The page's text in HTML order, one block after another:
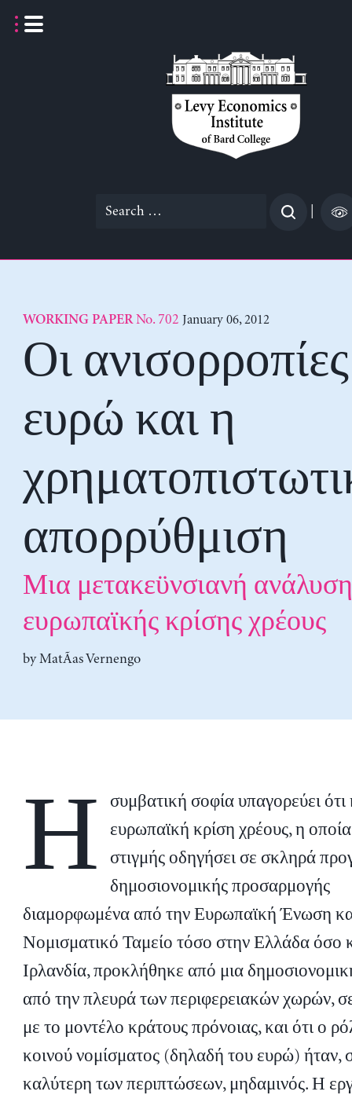
Search
WORKING PAPERNo. 702 January 06, 2012
Οι
ευρώ και η
απορρύθμιση
Μια μετακεϋνσιανή
ευρωπαϊκής κρίσης χρέους
byMatÃ­as Vernengo
Η
συμβατική σοφία υπαγορεύει ότι
ευρωπαϊκή κρίση χρέους, η οποία
στιγμής οδηγήσει σε σκληρά
δημοσιονομικής προσαρμογής
διαμορφωμένα από την Ευρωπαϊκή Ένωση
Νομισματικό Ταμείο τόσο στην Ελλάδα όσο
Ιρλανδία, προκλήθηκε από μια
από την πλευρά των περιφερειακών χωρών,
με το μοντέλο κράτους πρόνοιας, και ότι ο
κοινού νομίσματος (δηλαδή του ευρώ) ήταν,
καλύτερη των περιπτώσεων, μηδαμινός. Η